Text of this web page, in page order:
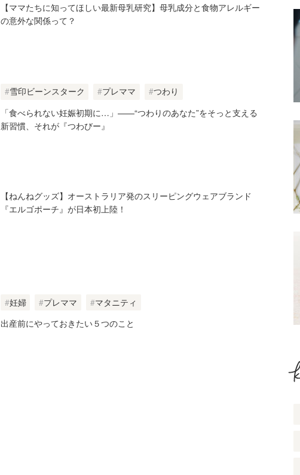
【ママたちに知ってほしい最新母乳研究】母乳成分と食物アレルギー
の意外な関係って？
雪印ビーンスターク プレママ
つわり
「食べられない妊娠初期に…」——“つわりのあなた”をそっと支える
新習慣、それが『つわびー』
【ねんねグッズ】オーストラリア発のスリーピングウェアブランド
『エルゴポーチ』が日本初上陸！
妊婦 プレママ
マタニティ
出産前にやっておきたい５つのこと